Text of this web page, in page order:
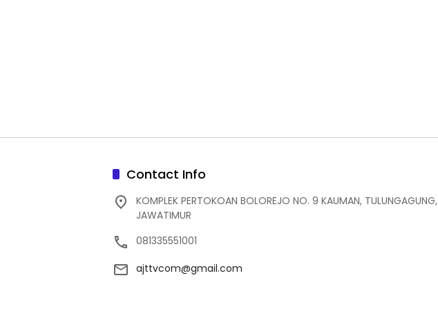
Contact Info
KOMPLEK PERTOKOAN BOLOREJO NO. 9 KAUMAN, TULUNGAGUNG,
JAWATIMUR
081335551001
ajttvcom@gmail.com